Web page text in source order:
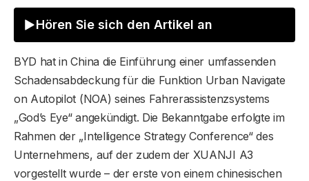
Hören Sie sich den Artikel an
BYD hat in China die Einführung einer umfassenden
Schadensabdeckung für die Funktion Urban Navigate
on Autopilot (NOA) seines Fahrerassistenzsystems
„God’s Eye“ angekündigt. Die Bekanntgabe erfolgte im
Rahmen der „Intelligence Strategy Conference“ des
Unternehmens, auf der zudem der XUANJI A3
vorgestellt wurde – der erste von einem chinesischen